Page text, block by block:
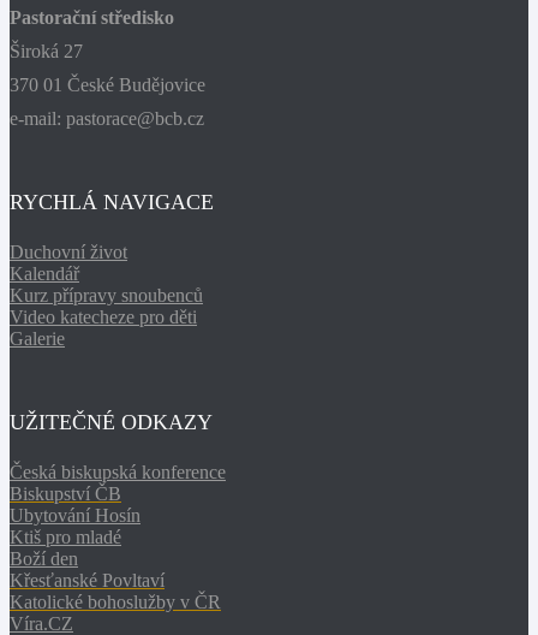
Pastorační středisko
Široká 27
370 01 České Budějovice
e-mail: pastorace@bcb.cz
RYCHLÁ NAVIGACE
Duchovní život
Kalendář
Kurz přípravy snoubenců
Video katecheze pro děti
Galerie
UŽITEČNÉ ODKAZY
Česká biskupská konference
Biskupství ČB
Ubytování Hosín
Ktiš pro mladé
Boží den
Křesťanské Povltaví
Katolické bohoslužby v ČR
Víra.CZ